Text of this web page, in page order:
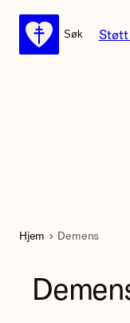
Søk
Søk Støtt
Hjem Demens